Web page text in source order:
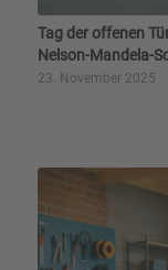
Tag der offenen
Nelson-Mandela-
23. November 2025